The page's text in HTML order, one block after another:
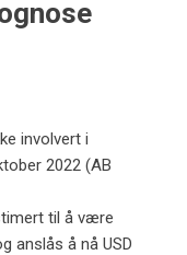
involvert i
2022 (AB
til å være
anslås å nå USD